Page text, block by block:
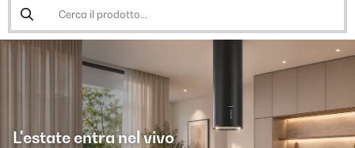
L'estate entra nel vivo